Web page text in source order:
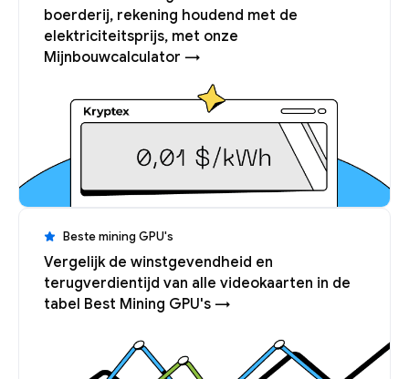
boerderij, rekening houdend met de
elektriciteitsprijs, met onze
Mijnbouwcalculator →
Beste mining GPU's
Vergelijk de winstgevendheid en
terugverdientijd van alle videokaarten in de
tabel Best Mining GPU's →